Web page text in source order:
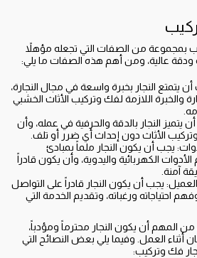
بمجموعة من الصفات التي تجعله مؤهلاً
ودقة عالية، ومن أهم هذه الصفات ما يلي:
يتمتع النجار بخبرة واسعة في مجال النجارة،
والخبرة اللازمة لفك وتركيب الأثاث الخشبي
يتميز النجار بالدقة والحرفية في عمله، وأن
الأثاث دون إحداث أي ضرر أو تلف.
يجب أن يكون النجار ملماً بمبادئ
الكهربائية واليدوية، وأن يكون قادراً
آمنة.
يجب أن يكون النجار قادراً على التواصل
احتياجاته ورغباته، وتقديم الخدمة التي
المهم أن يكون النجار محترماً ومؤدباً،
أثناء العمل. وفيما يلي بعض النصائح التي
فك وتركيب: